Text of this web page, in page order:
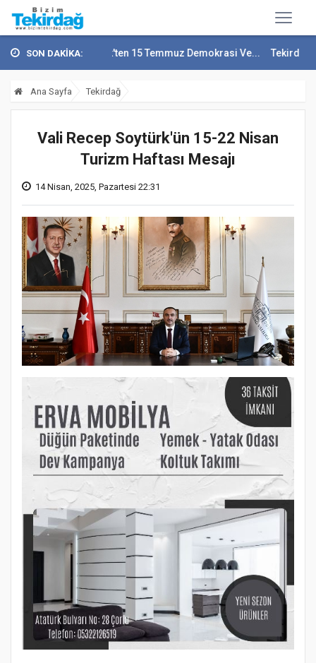
SON DAKİKA:
Recep Soytürk'ten 15 Temmuz Demokrasi Ve... Tekirdağ En Çok
Ana Sayfa Tekirdağ
Vali Recep Soytürk'ün 15-22 Nisan
Turizm Haftası Mesajı
14 Nisan, 2025, Pazartesi 22:31